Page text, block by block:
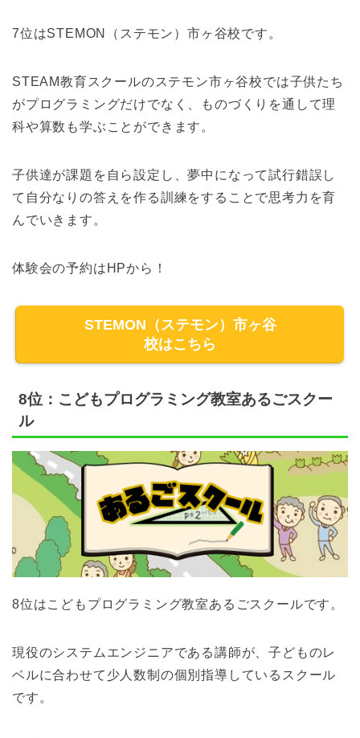
7位はSTEMON（ステモン）市ヶ谷校です。
STEAM教育スクールのステモン市ヶ谷校では子供たち
がプログラミングだけでなく、ものづくりを通して理
科や算数も学ぶことができます。
子供達が課題を自ら設定し、夢中になって試行錯誤し
て自分なりの答えを作る訓練をすることで思考力を育
んでいきます。
体験会の予約はHPから！
STEMON（ステモン）市ヶ谷
校はこちら
8位：こどもプログラミング教室あるごスクー
ル
8位はこどもプログラミング教室あるごスクールです。
現役のシステムエンジニアである講師が、子どものレ
ベルに合わせて少人数制の個別指導しているスクール
です。